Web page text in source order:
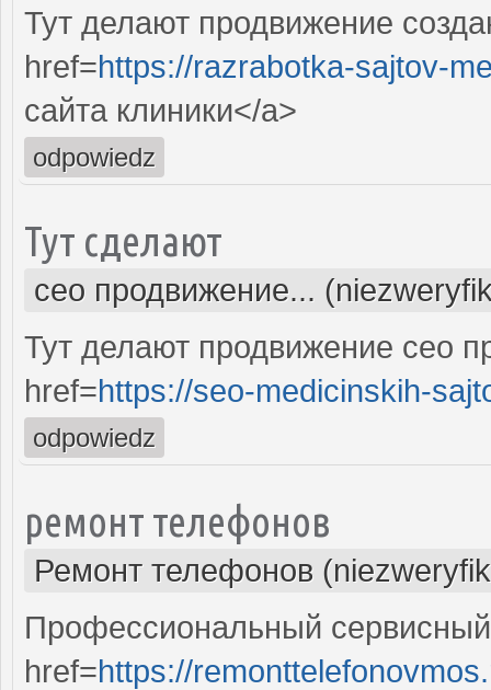
Тут делают продвижение
href=https://razrabotka-sajtov-
сайта клиники</a>
odpowiedz
Тут сделают
сео продвижение...
Тут делают продвижение сео
href=https://seo-medicinskih-
odpowiedz
ремонт телефонов
Ремонт телефонов
Профессиональный
href=https://